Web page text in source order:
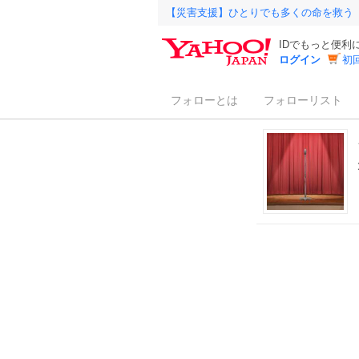
【災害支援】ひとりでも多くの命を救
IDでもっと便利
ログイン
初
フォローとは フォローリスト